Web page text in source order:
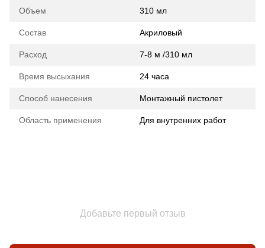
Объем 310 мл
Состав Акриловый
Расход 7-8 м /310 мл
Время высыхания 24 часа
Способ нанесения Монтажный пистолет
Область применения Для внутренних работ
Добавьте первый отзыв